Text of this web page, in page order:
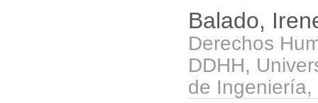
Balado,
Derechos
DDHH,
de Ingeniería,